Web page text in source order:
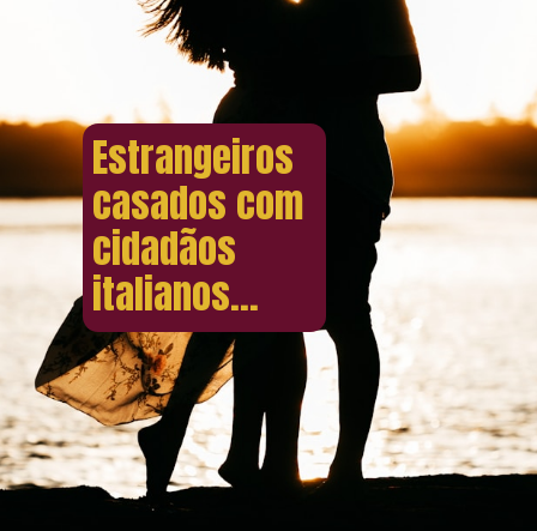
Estrangeiros
casados com
cidadãos
italianos...